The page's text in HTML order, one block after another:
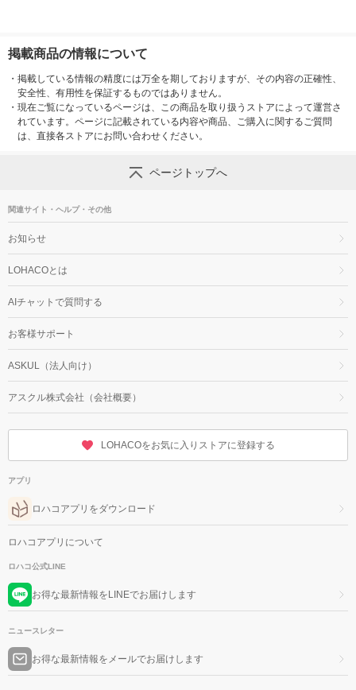
掲載商品の情報について
・ 掲載している情報の精度には万全を期しておりますが、その内容の正確性、
安全性、有用性を保証するものではありません。
・ 現在ご覧になっているページは、この商品を取り扱うストアによって運営さ
れています。ページに記載されている内容や商品、ご購入に関するご質問
は、直接各ストアにお問い合わせください。
ページトップへ
関連サイト・ヘルプ・その他
お知らせ
LOHACOとは
AIチャットで質問する
お客様サポート
ASKUL（法人向け）
アスクル株式会社（会社概要）
LOHACOをお気に入りストアに登録する
アプリ
ロハコアプリをダウンロード
ロハコアプリについて
ロハコ公式LINE
お得な最新情報をLINEでお届けします
ニュースレター
お得な最新情報をメールでお届けします